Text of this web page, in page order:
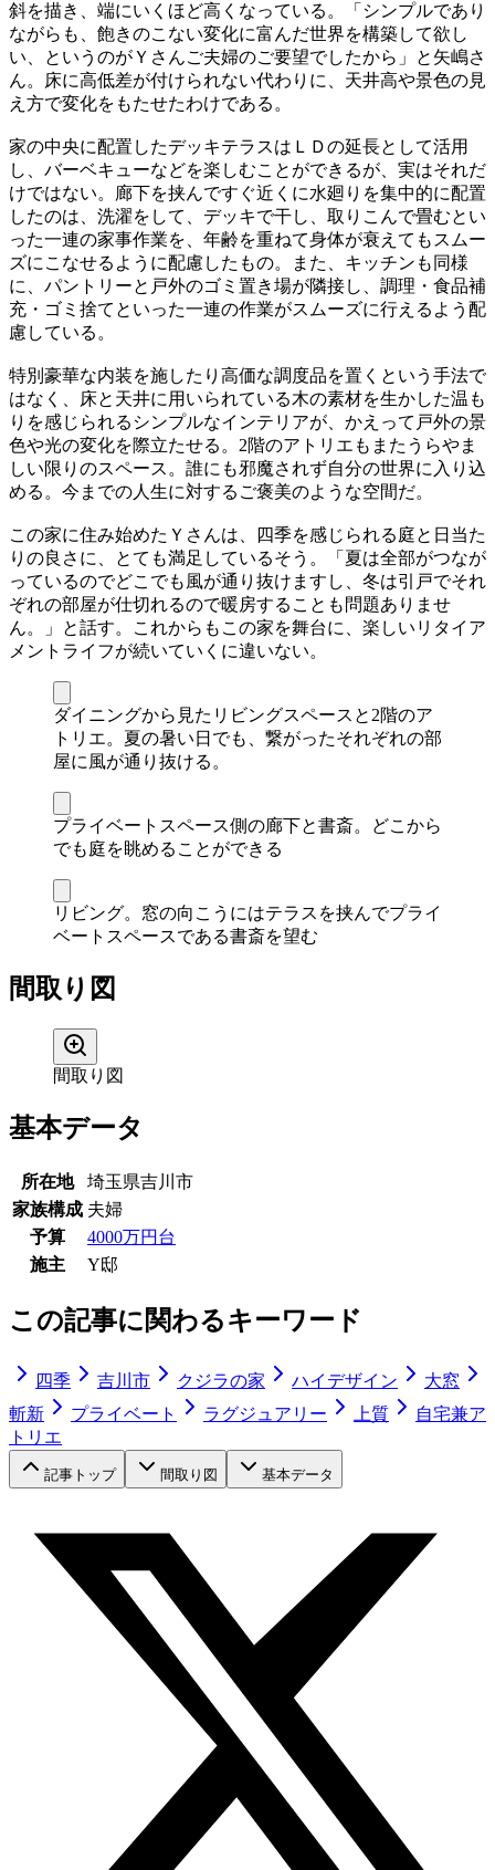
斜を描き、端にいくほど高くなっている。「シンプルであり
ながらも、飽きのこない変化に富んだ世界を構築して欲し
い、というのがＹさんご夫婦のご要望でしたから」と矢嶋さ
ん。床に高低差が付けられない代わりに、天井高や景色の見
え方で変化をもたせたわけである。
家の中央に配置したデッキテラスはＬＤの延長として活用
し、バーベキューなどを楽しむことができるが、実はそれだ
けではない。廊下を挟んですぐ近くに水廻りを集中的に配置
したのは、洗濯をして、デッキで干し、取りこんで畳むとい
った一連の家事作業を、年齢を重ねて身体が衰えてもスムー
ズにこなせるように配慮したもの。また、キッチンも同様
に、パントリーと戸外のゴミ置き場が隣接し、調理・食品補
充・ゴミ捨てといった一連の作業がスムーズに行えるよう配
慮している。
特別豪華な内装を施したり高価な調度品を置くという手法で
はなく、床と天井に用いられている木の素材を生かした温も
りを感じられるシンプルなインテリアが、かえって戸外の景
色や光の変化を際立たせる。2階のアトリエもまたうらやま
しい限りのスペース。誰にも邪魔されず自分の世界に入り込
める。今までの人生に対するご褒美のような空間だ。
この家に住み始めたＹさんは、四季を感じられる庭と日当た
りの良さに、とても満足しているそう。「夏は全部がつなが
っているのでどこでも風が通り抜けますし、冬は引戸でそれ
ぞれの部屋が仕切れるので暖房することも問題ありませ
ん。」と話す。これからもこの家を舞台に、楽しいリタイア
メントライフが続いていくに違いない。
ダイニングから見たリビングスペースと2階のア
トリエ。夏の暑い日でも、繋がったそれぞれの部
屋に風が通り抜ける。
プライベートスペース側の廊下と書斎。どこから
でも庭を眺めることができる
リビング。窓の向こうにはテラスを挟んでプライ
ベートスペースである書斎を望む
間取り図
間取り図
基本データ
所在地
埼玉県吉川市
家族構成 夫婦
予算
4000万円台
施主
Y邸
この記事に関わるキーワード
四季 吉川市 クジラの家 ハイデザイン
大窓
斬新
プライベート ラグジュアリー 上質
自宅兼ア
トリエ
記事トップ 間取り図 基本データ